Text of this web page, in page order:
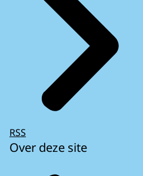
RSS
Over deze site